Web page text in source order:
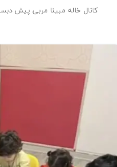
کانال خاله مبینا مربی پیش